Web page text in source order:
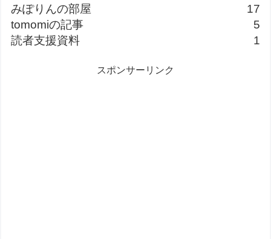
みぽりんの部屋
17
tomomiの記事
5
読者支援資料
1
スポンサーリンク